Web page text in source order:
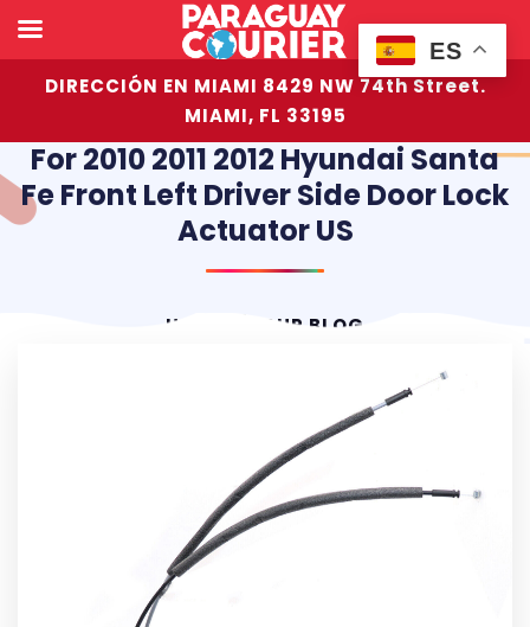
DIRECCIÓN EN MIAMI 8429 NW 74th Street.
MIAMI, FL 33195
For 2010 2011 2012 Hyundai Santa
Fe Front Left Driver Side Door Lock
Actuator US
HOME OUR BLOG
ES